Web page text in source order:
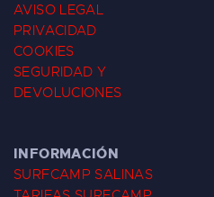
AVISO LEGAL
PRIVACIDAD
COOKIES
SEGURIDAD Y
DEVOLUCIONES
INFORMACIÓN
SURFCAMP SALINAS